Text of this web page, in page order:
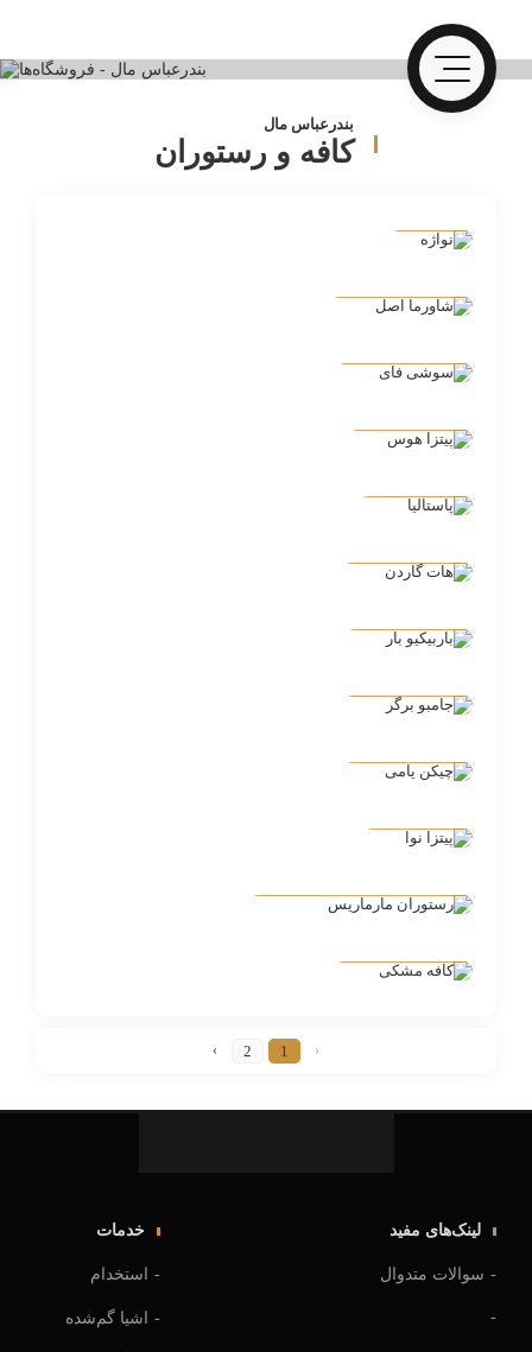
بندرعباس مال
کافه و رستوران
شاورما اصل
فودکورت
فودکورت
فود کورت
فودکورت
فود کورت
فودکورت
فودکورت
فودکورت
رستوران ترکی مارماریس
پلاک 142
‹
1
2
›
لینک‌های مفید
سوالات متدوال
خدمات
استخدام
اشیا گم‌شده